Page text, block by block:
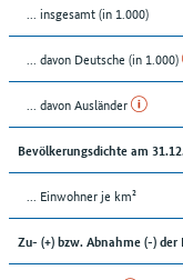
... insgesamt (in 1.000)
... davon Deutsche (in 1.000)
... davon Ausländer
Bevölkerungsdichte am
... Einwohner je km²
Zu- (+) bzw. Abnahme (-)